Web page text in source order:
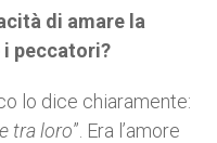
di amare la
peccatori?
lo dice chiaramente:
tra loro”. Era l’amore